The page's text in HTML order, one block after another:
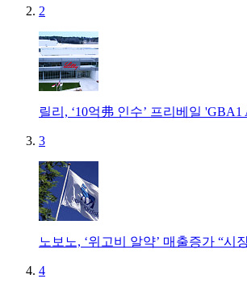
2
릴리, ‘10억弗 인수’ 프리베일
3
노보노, ‘위고비 알약’ 매출증가 “시
4